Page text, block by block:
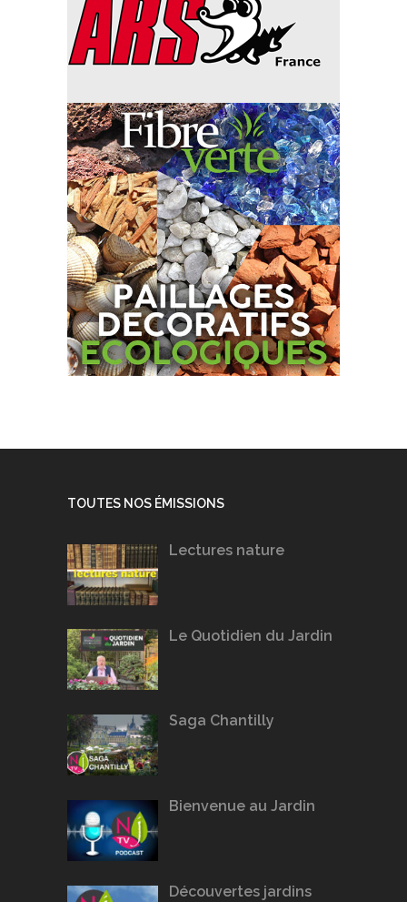
TOUTES NOS ÉMISSIONS
Lectures nature
Le Quotidien du Jardin
Saga Chantilly
Bienvenue au Jardin
Découvertes jardins